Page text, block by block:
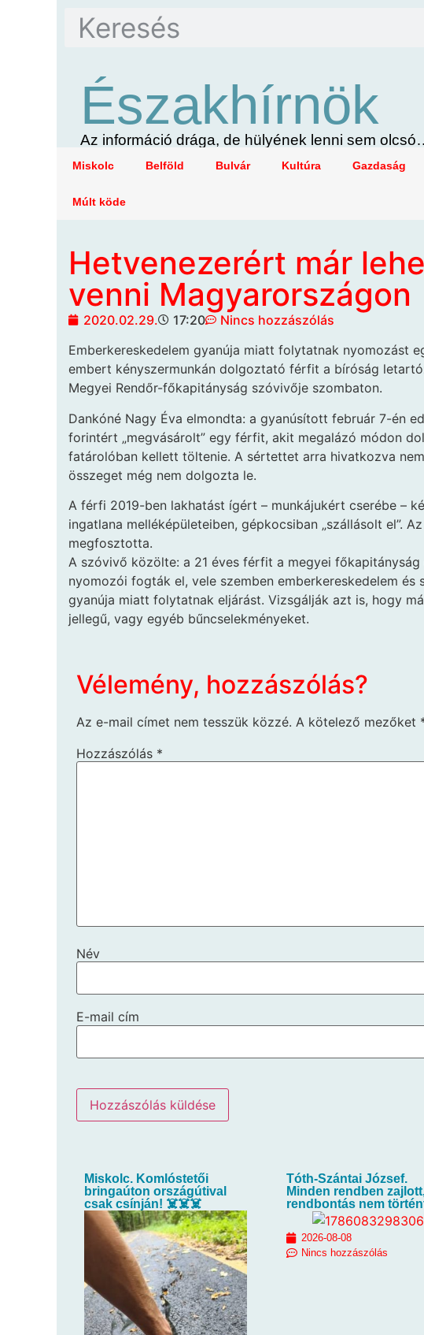
Északhírnök
Az információ drága, de hülyének lenni sem
Miskolc Belföld Bulvár Kultúra Gazdaság
Múlt köde
Hetvenezerért már
venni Magyarországon
2020.02.29. 17:20
Nincs hozzászólás
Emberkereskedelem gyanúja miatt folytatnak nyomozást
embert kényszermunkán dolgoztató férfit a bíróság
Megyei Rendőr-főkapitányság szóvivője szombaton.
Dankóné Nagy Éva elmondta: a gyanúsított február 7-én
forintért „megvásárolt” egy férfit, akit megalázó módon
fatárolóban kellett töltenie. A sértettet arra hivatkozva
összeget még nem dolgozta le.
A férfi 2019-ben lakhatást ígért – munkájukért cserébe –
ingatlana melléképületeiben, gépkocsiban „szállásolt el”.
megfosztotta.
A szóvivő közölte: a 21 éves férfit a megyei
nyomozói fogták el, vele szemben emberkereskedelem és
gyanúja miatt folytatnak eljárást. Vizsgálják azt is, hogy
jellegű, vagy egyéb bűncselekményeket.
Vélemény, hozzászólás?
Az e-mail címet nem tesszük közzé. A kötelező mezőket
Hozzászólás *
Név
E-mail cím
Miskolc. Komlóstetői
bringaúton országútival
csak csínján! ☠️☠️☠️
Tóth-Szántai József.
Minden rendben
rendbontás nem
2026-08-08
Nincs hozzászólás